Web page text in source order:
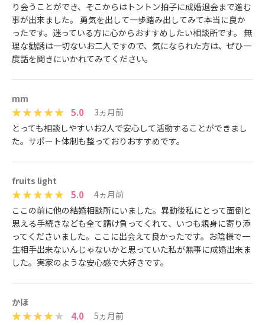
り会うことができ、そこからはトントン拍子に成婚退会まで進む
事が出来ました。 勇気を出して一歩踏み出してみて本当に良か
ったです。迷っている方に心からおすすめしたい相談所です。 無
理な勧誘は一切ないお二人ですので、気になられた方は、ぜひ一
度話を聞きにいかれてみてください。
mm
5.0
3ヵ月前
とっても相談しやすいお2人で安心して活動することができまし
た。サポート体制も整っておりおすすめです。
fruits light
5.0
4ヵ月前
ここの前に他の結婚相談所にいました。異動後私にとって面倒と
思える手続きなども全て請け負ってくれて、いつも親身に寄り添
ってくださいました。ここに出会えて良かったです。お陰様で一
生相手出来ないんじゃないかと思っていた私が無事に成婚出来ま
した。実家のような安心感で大好きです。
かほ
4.0
5ヵ月前